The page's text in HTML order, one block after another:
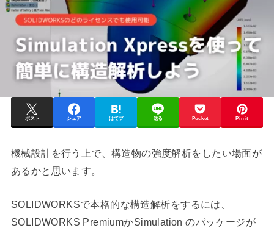
ポスト シェア はてブ 送る Pocket Pin it
機械設計を行う上で、構造物の強度解析をしたい場面が
あるかと思います。
SOLIDWORKSで本格的な構造解析をするには、
SOLIDWORKS PremiumかSimulation のパッケージが